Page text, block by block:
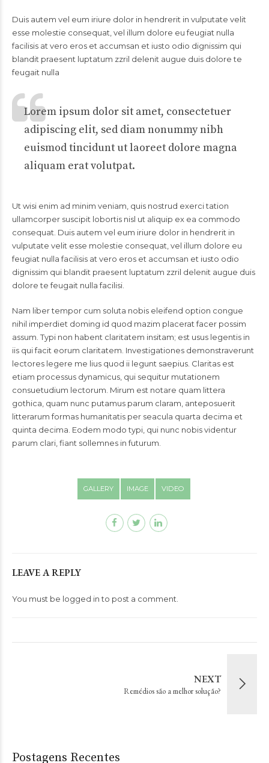
Duis autem vel eum iriure dolor in hendrerit in vulputate velit
esse molestie consequat, vel illum dolore eu feugiat nulla
facilisis at vero eros et accumsan et iusto odio dignissim qui
blandit praesent luptatum zzril delenit augue duis dolore te
feugait nulla
Lorem ipsum dolor sit amet, consectetuer
adipiscing elit, sed diam nonummy nibh
euismod tincidunt ut laoreet dolore magna
aliquam erat volutpat.
Ut wisi enim ad minim veniam, quis nostrud exerci tation
ullamcorper suscipit lobortis nisl ut aliquip ex ea commodo
consequat. Duis autem vel eum iriure dolor in hendrerit in
vulputate velit esse molestie consequat, vel illum dolore eu
feugiat nulla facilisis at vero eros et accumsan et iusto odio
dignissim qui blandit praesent luptatum zzril delenit augue duis
dolore te feugait nulla facilisi.
Nam liber tempor cum soluta nobis eleifend option congue
nihil imperdiet doming id quod mazim placerat facer possim
assum. Typi non habent claritatem insitam; est usus legentis in
iis qui facit eorum claritatem. Investigationes demonstraverunt
lectores legere me lius quod ii legunt saepius. Claritas est
etiam processus dynamicus, qui sequitur mutationem
consuetudium lectorum. Mirum est notare quam littera
gothica, quam nunc putamus parum claram, anteposuerit
litterarum formas humanitatis per seacula quarta decima et
quinta decima. Eodem modo typi, qui nunc nobis videntur
parum clari, fiant sollemnes in futurum.
GALLERY IMAGE VIDEO
LEAVE A REPLY
You must be logged into post a comment.
NEXT
Remédios são a melhor solução?
Postagens Recentes